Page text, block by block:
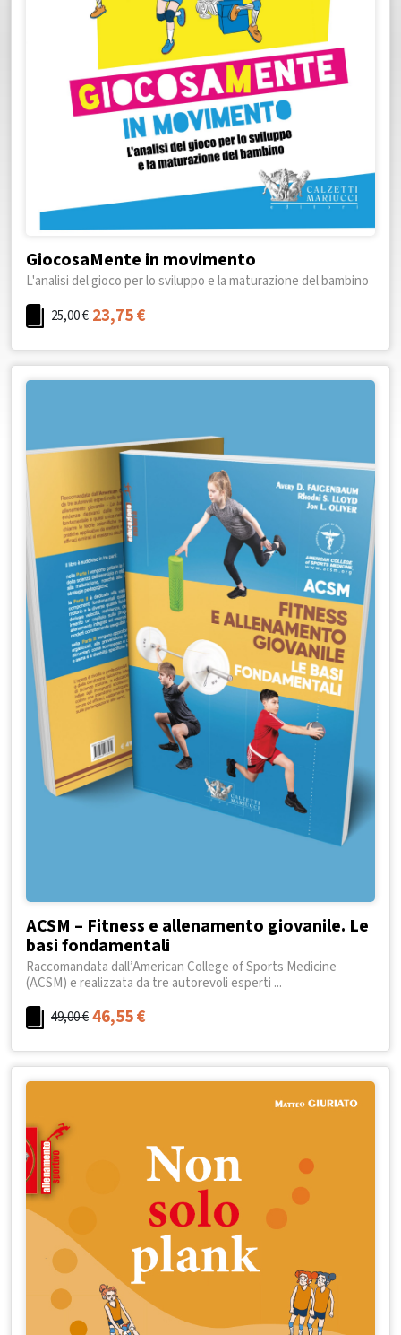
GiocosaMente in movimento
L'analisi del gioco per lo sviluppo e la maturazione del bambino
25,00€ 23,75€
ACSM – Fitness e allenamento giovanile. Le
basi fondamentali
Raccomandata dall’American College of Sports Medicine
(ACSM) e realizzata da tre autorevoli esperti ...
49,00€46,55€